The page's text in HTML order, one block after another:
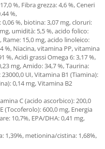
%, Fibra grezza: 4,6 %, Ceneri
%,
%, biotina: 3,07 mg, cloruri:
umidità: 5,5 %, acido folico:
Rame: 15,0 mg, acido linoleico:
%, Niacina, vitamina PP, vitamina
%, Acidi grassi Omega 6: 3,17 %,
mg, Amido: 34,7 %, Taurina:
UI, Vitamina B1 (Tiamina):
0,14 mg, Vitamina B2
C (acido ascorbico): 200,0
(Tocoferolo): 600,0 mg, Energia
10,7%, EPA/DHA: 0,41 mg,
1,39%, metionina/cistina: 1,68%,